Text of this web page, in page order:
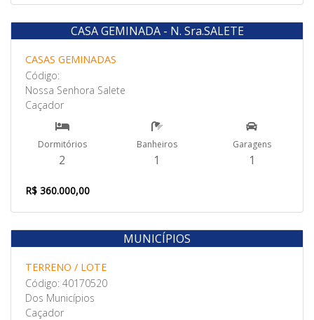
Venda
CASA GEMINADA - N. Sra.SALETE
CASAS GEMINADAS
Código:
Nossa Senhora Salete
Caçador
Dormitórios
2
Banheiros
1
Garagens
1
R$ 360.000,00
Venda
MUNICÍPIOS
TERRENO / LOTE
Código: 40170520
Dos Municípios
Caçador